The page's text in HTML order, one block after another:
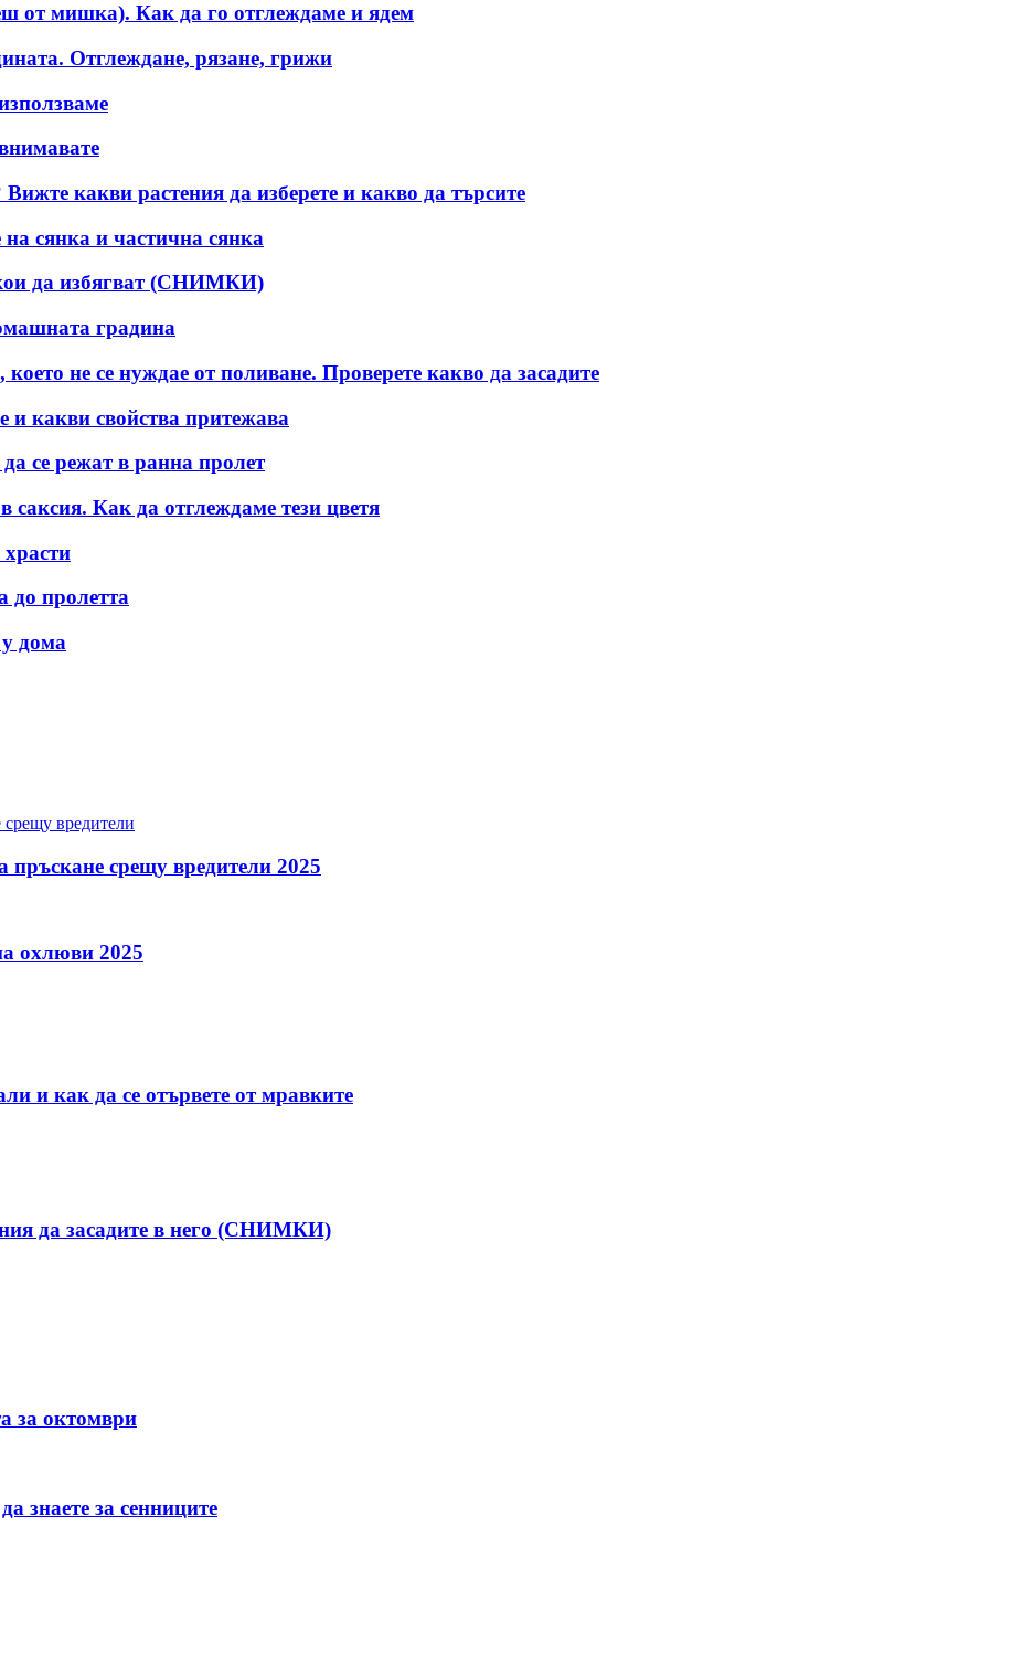
от мишка). Как да го отглеждаме и ядем
Отглеждане, рязане, грижи
какви растения да изберете и какво да търсите
на сянка и частична сянка
кои да избягват (СНИМКИ)
градина
не се нуждае от поливане. Проверете какво да засадите
и какви свойства притежава
се режат в ранна пролет
саксия. Как да отглеждаме тези цветя
до пролетта
дома
пръскане срещу вредители 2025
охлюви 2025
и как да се отървете от мравките
да засадите в него (СНИМКИ)
за октомври
знаете за сенниците